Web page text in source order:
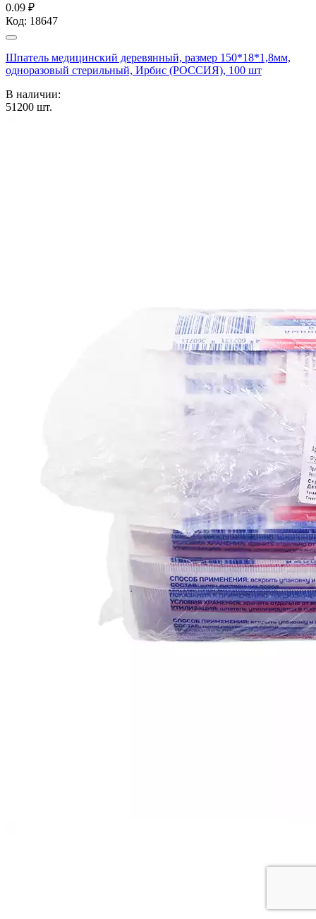
0.09 ₽
Код: 18647
Шпатель медицинский деревянный, размер 150*18*1,8мм,
одноразовый стерильный, Ирбис (РОССИЯ), 100 шт
В наличии:
51200 шт.